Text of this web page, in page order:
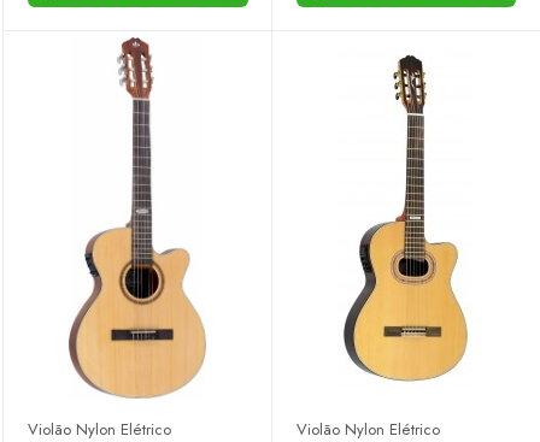
Violão Nylon Elétrico Violão Nylon Elétrico